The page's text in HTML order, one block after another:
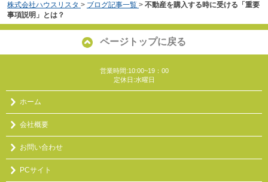
株式会社ハウスリスタ > ブログ記事一覧 > 不動産を購入する時に受ける「重要
事項説明」とは？
ページトップに戻る
営業時間:10:00~19：00
定休日:水曜日
ホーム
会社概要
お問い合わせ
PCサイト